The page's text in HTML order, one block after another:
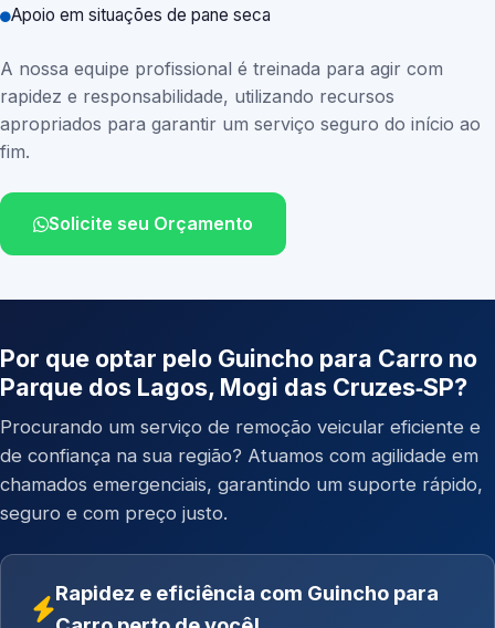
Apoio em situações de pane seca
A nossa equipe profissional é treinada para agir com
rapidez e responsabilidade, utilizando recursos
apropriados para garantir um serviço seguro do início ao
fim.
Solicite seu Orçamento
Por que optar pelo Guincho para Carro no
Parque dos Lagos, Mogi das Cruzes‑SP?
Procurando um serviço de remoção veicular eficiente e
de confiança na sua região? Atuamos com agilidade em
chamados emergenciais, garantindo um suporte rápido,
seguro e com preço justo.
Rapidez e eficiência com Guincho para